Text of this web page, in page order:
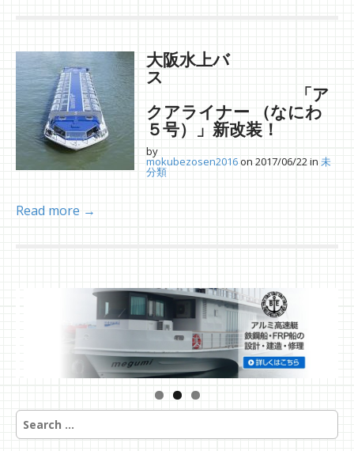
大阪水上バ
ス
「ア
クアライナー （なにわ
５号）」新改装！
by
mokubezosen2016 on 2017/06/22in 未
分類
Read more →
S